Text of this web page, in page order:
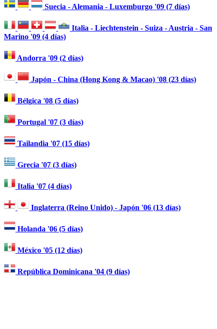
Suecia - Alemania - Luxemburgo '09 (7 días)
Italia - Liechtenstein - Suiza - Austria - San
Marino '09 (4 días)
Andorra '09 (2 días)
Japón - China (Hong Kong & Macao) '08 (23 días)
Bélgica '08 (5 días)
Portugal '07 (3 días)
Tailandia '07 (15 días)
Grecia '07 (3 días)
Italia '07 (4 días)
Inglaterra (Reino Unido) - Japón '06 (13 días)
Holanda '06 (5 días)
México '05 (12 días)
República Dominicana '04 (9 días)